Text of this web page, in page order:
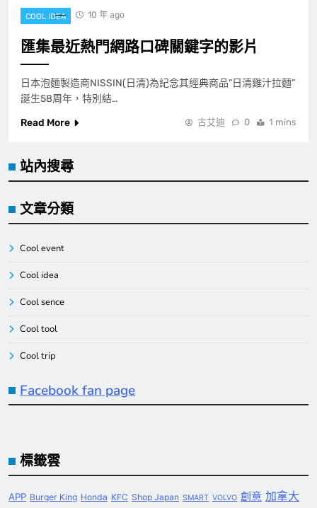
COOL IDEA 10 年 ago
匯集最近熱門網路口碑關鍵字的影片
日本泡麵製造商NISSIN(日清)為紀念其經典商品”日清雞汁拉麵”
誕生58周年，特別結…
Read More
古艾迪 0 1 mins
站內搜尋
文章分類
Cool event
Cool idea
Cool sence
Cool tool
Cool trip
Facebook fan page
標籤雲
APP Burger King Honda KFC Shop Japan SMART VOLVO 創意 加拿大